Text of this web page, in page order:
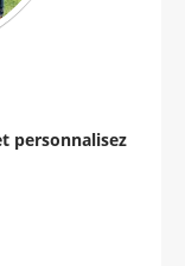
personnalisez